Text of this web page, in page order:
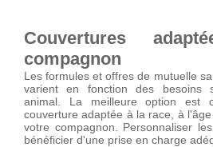
Couvertures
compagnon
Les formules et offres de mutuelle
varient en fonction des besoins
animal. La meilleure option est
couverture adaptée à la race, à
votre compagnon. Personnaliser
bénéficier d'une prise en charge